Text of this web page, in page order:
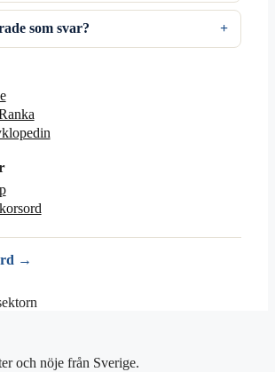
som svar?
→
och nöje från Sverige.